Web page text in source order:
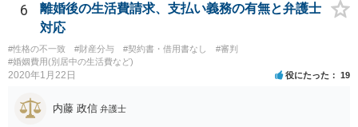
6
離婚後の生活費請求、支払い義務の有無と弁護士
対応
#性格の不一致 #財産分与 #契約書・借用書なし
#審判
#婚姻費用(別居中の生活費など)
2020年1月22日 役にたった 19
内藤 政信 弁護士